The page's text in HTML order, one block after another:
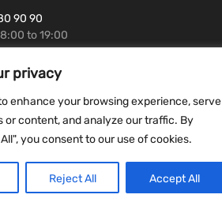
privacy
enhance your browsing experience, serve
or content, and analyze our traffic. By
you consent to our use of cookies.
Reject All Accept All
90 90
to 19:00
9831493507
ipfix all rights reserved